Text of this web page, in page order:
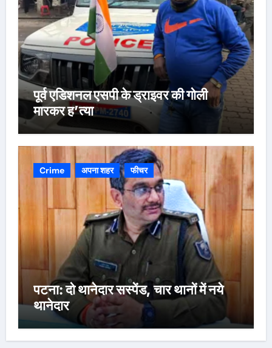
पूर्व एडिशनल एसपी के ड्राइवर की गोली
मारकर ह’त्या
Crime अपना शहर फीचर
पटना: दो थानेदार सस्पेंड, चार थानों में नये
थानेदार